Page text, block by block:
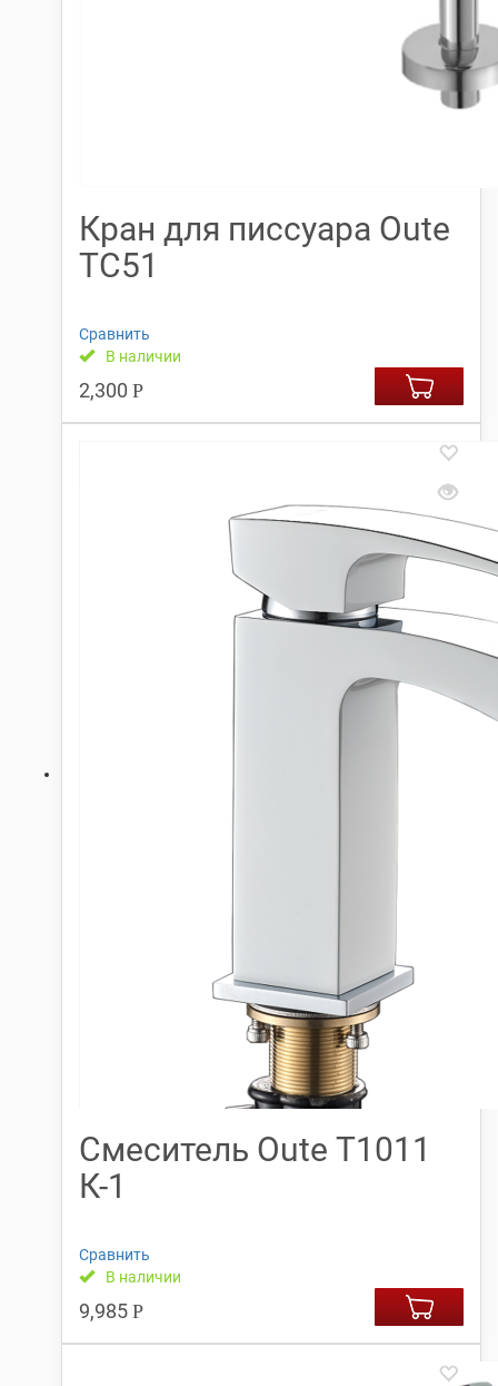
Кран для писсуара Oute
TС51
Сравнить
В наличии
2,300 Р
Смеситель Oute Т1011
К-1
Сравнить
В наличии
9,985 Р